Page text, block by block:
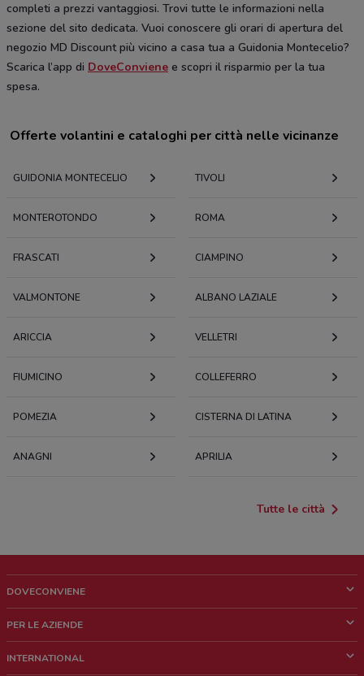
completi a prezzi vantaggiosi. Trovi tutte le informazioni nella
sezione del sito dedicata. Vuoi conoscere gli orari di apertura del
negozio MD Discount più vicino a casa tua a Guidonia Montecelio?
Scarica l’app di DoveConviene e scopri il risparmio per la tua
spesa.
Offerte volantini e cataloghi per città nelle vicinanze
GUIDONIA MONTECELIO TIVOLI
MONTEROTONDO ROMA
FRASCATI CIAMPINO
VALMONTONE ALBANO LAZIALE
ARICCIA VELLETRI
FIUMICINO COLLEFERRO
POMEZIA CISTERNA DI LATINA
ANAGNI APRILIA
Tutte le città
DOVECONVIENE
Chi siamo
PER LE AZIENDE
INTERNATIONAL